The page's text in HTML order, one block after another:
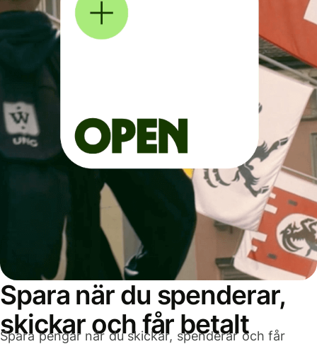
Spara när du spenderar,
skickar och får betalt
Spara pengar när du skickar, spenderar och får